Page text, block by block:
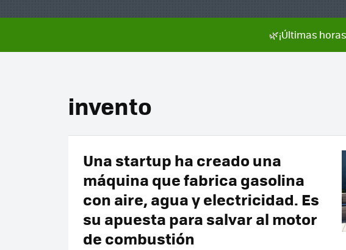
🌿¡Últimas
invento
Una startup ha creado una
máquina que fabrica gasolina
con aire, agua y electricidad. Es
su apuesta para salvar al motor
de combustión